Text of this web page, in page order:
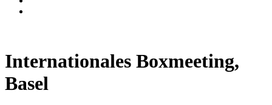
Internationales Boxmeeting,
Basel